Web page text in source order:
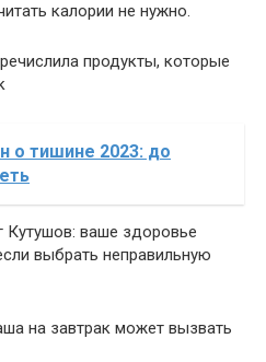
калории не нужно.
продукты, которые
о тишине 2023: до
Кутушов: ваше здоровье
выбрать неправильную
на завтрак может вызвать